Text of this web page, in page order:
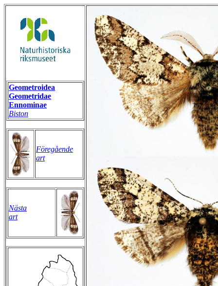
Geometroidea
Geometridae
Ennominae
Biston
Föregående
art
Nästa
art